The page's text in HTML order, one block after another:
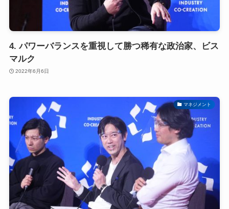
4. パワーバランスを重視して勝つ稀有な政治家、ビス
マルク
2022年6月6日
マネジメント